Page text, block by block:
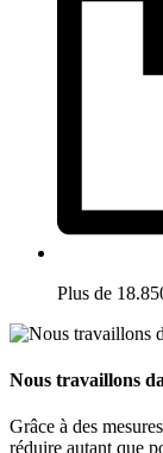
Plus de
Nous travaillons
Grâce à des
réduire autant que